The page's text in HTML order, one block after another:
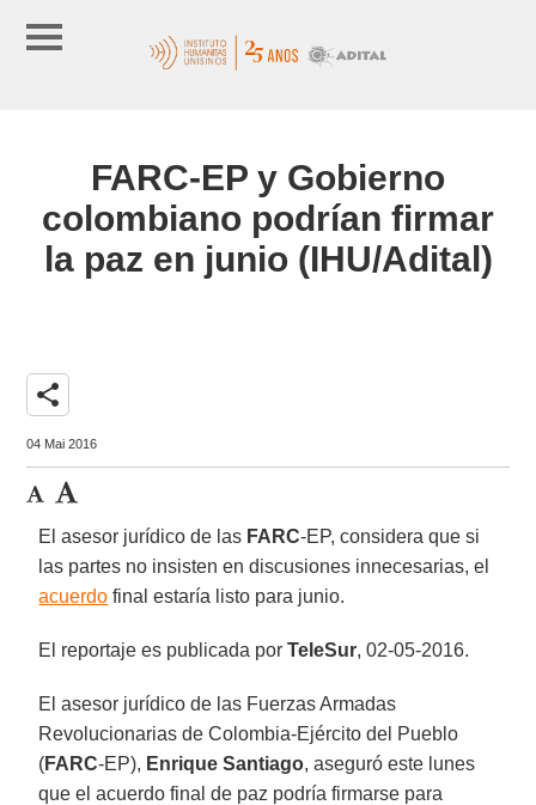
FARC-EP y Gobierno
colombiano podrían firmar
la paz en junio (IHU/Adital)
share
04 Mai 2016
El asesor jurídico de las FARC-EP, considera que si
las partes no insisten en discusiones innecesarias, el
acuerdo final estaría listo para junio.
El reportaje es publicada porTeleSur, 02-05-2016.
El asesor jurídico de las Fuerzas Armadas
Revolucionarias de Colombia-Ejército del Pueblo
(FARC-EP), Enrique Santiago, aseguró este lunes
que el acuerdo final de paz podría firmarse para